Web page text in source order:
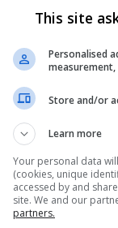
Estados
This site
Personalised
measurement,
Store and/or
Learn more
Your personal data
(cookies, unique
accessed by and
site. We and our
partners.